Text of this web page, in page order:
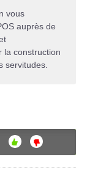
vous
auprès de
la construction
servitudes.
OU
I
NO